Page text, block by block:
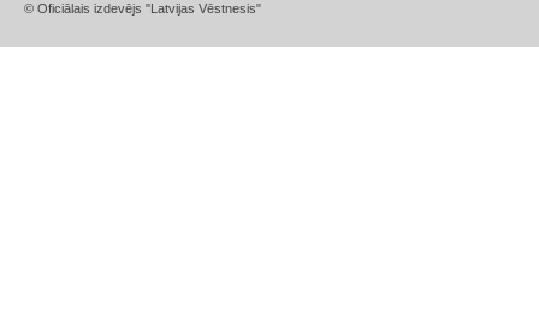
© Oficiālais izdevējs "Latvijas Vēstnesis"